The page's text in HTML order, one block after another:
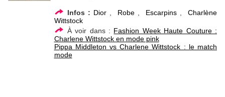
Infos : Dior, Robe, Escarpins,Charlène
Wittstock
À voir dans : Fashion Week Haute Couture :
Charlene Wittstock en mode pink
Pippa Middleton vs Charlene Wittstock : le match
mode